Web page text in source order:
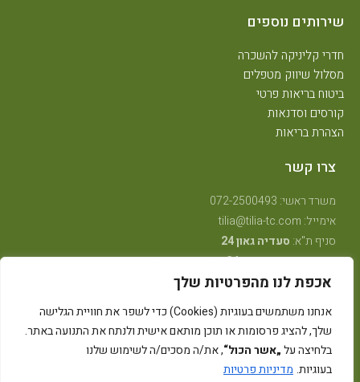
אכפת לנו מהפרטיות שלך
אנחנו משתמשים בעוגיות (Cookies) כדי לשפר את חוויית הגלישה
שלך, להציג פרסומות או תוכן מותאם אישית ולנתח את התנועה באתר.
בלחיצה על„אשר הכול“, את/ה מסכים/ה לשימוש שלנו
בעוגיות. מדיניות פרטיות
שירותים נוספים
חדרי קליניקה להשכרה
מסלול שיווק מטפלים
ביטוח בריאות פרטי
קורסים וסדנאות
הצהרת בריאות
צרו קשר
משרד ראשי: 072-2500493
אימייל: tilia@tilia-tc.com
סניף ת"א: סעדיה גאון 24
סניף רמת גן:בן גוריון 24, קליניקה טיפולית.
סניף חיפה:טשרניחובסקי 35
(בנין אסטרא) קומה 3.
שדרות ויצמן 41
(במכון שגית פילאטיס)
סניף קיבוץ אלונים:
ליד מרכז אלון
(בבית הדורות)
סניף באר שבע: מרדכי מקלף 62 (מאוחדת שכונה ו׳ החדשה)